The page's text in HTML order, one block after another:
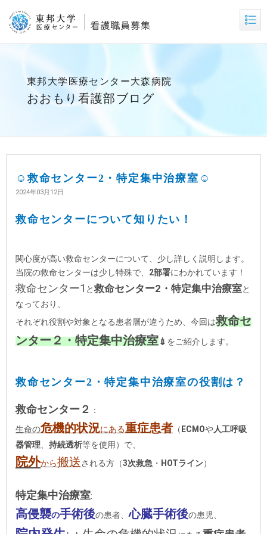
東邦大学医療センター大森病院
おおもり看護部ブログ
☺救命センター2・特定集中治療室☺
2024年03月12日
救命センターについて知りたい！
関心度が高い救命センターについて、少し詳しく説明します。
当院の救命センターは少し特殊で、 2部署にわかれています！
救命センター1 と救命センター2・特定集中治療室と
なっており、
それぞれ役割や対象となる患者層が違うため、今回は救命セ
ンター２・特定集中治療室💉 をご紹介します。
救命センター2・特定集中治療室の役割は？
救命センター２ ：
生命の危機的状況にある重症患者 （ ECMOや人工呼吸
器管理、 持続透析等を使用）で、
院外から搬送 される方（3次救急 ・ HOTライン）
特定集中治療室:
高侵襲の手術後の患者、心臓手術後の患児、